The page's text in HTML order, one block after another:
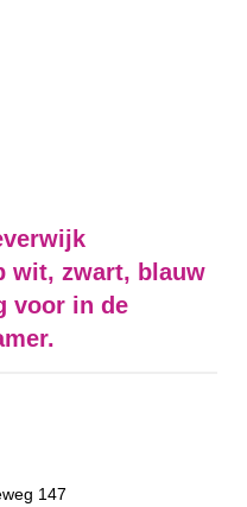
wit, zwart, blauw
voor in de
147